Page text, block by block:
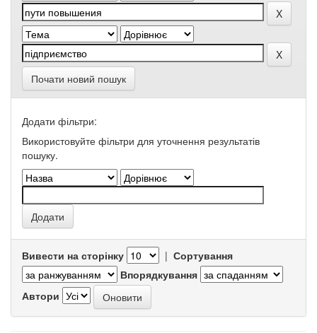
Почати новий пошук
Додати фільтри:
Використовуйте фільтри для уточнення результатів
пошуку.
Вивести на сторінку | Сортування
Впорядкування
Автори